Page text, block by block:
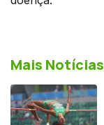
Mais Notícias